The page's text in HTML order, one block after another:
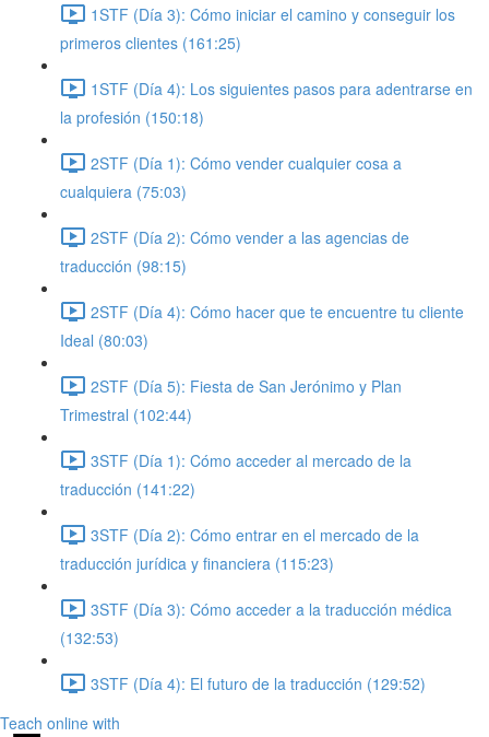
1STF (Día 3): Cómo iniciar el camino y conseguir los
primeros clientes (161:25)
1STF (Día 4): Los siguientes pasos para adentrarse en
la profesión (150:18)
2STF (Día 1): Cómo vender cualquier cosa a
cualquiera (75:03)
2STF (Día 2): Cómo vender a las agencias de
traducción (98:15)
2STF (Día 4): Cómo hacer que te encuentre tu cliente
Ideal (80:03)
2STF (Día 5): Fiesta de San Jerónimo y Plan
Trimestral (102:44)
3STF (Día 1): Cómo acceder al mercado de la
traducción (141:22)
3STF (Día 2): Cómo entrar en el mercado de la
traducción jurídica y financiera (115:23)
3STF (Día 3): Cómo acceder a la traducción médica
(132:53)
3STF (Día 4): El futuro de la traducción (129:52)
Teach online with